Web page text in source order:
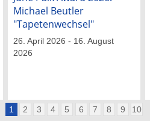
Michael Beutler
"Tapetenwechsel"
26. April 2026 - 16. August
2026
1 2 3 4 5 6 7 8 9 10